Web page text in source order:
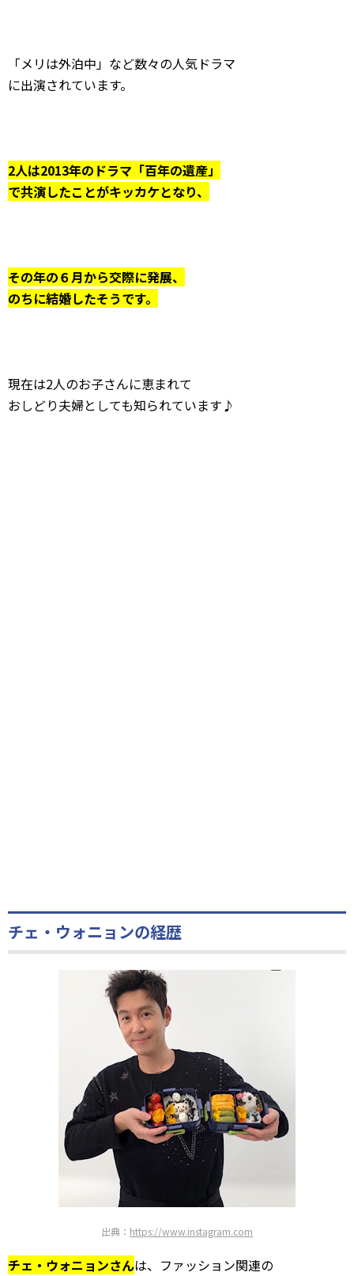
「メリは外泊中」など数々の人気ドラマ
に出演されています。
2人は2013年のドラマ「百年の遺産」
で共演したことがキッカケとなり、
その年の６月から交際に発展、
のちに結婚したそうです。
現在は2人のお子さんに恵まれて
おしどり夫婦としても知られています♪
チェ・ウォニョンの経歴
出典： https://www.instagram.com
チェ・ウォニョンさんは、ファッション関連の